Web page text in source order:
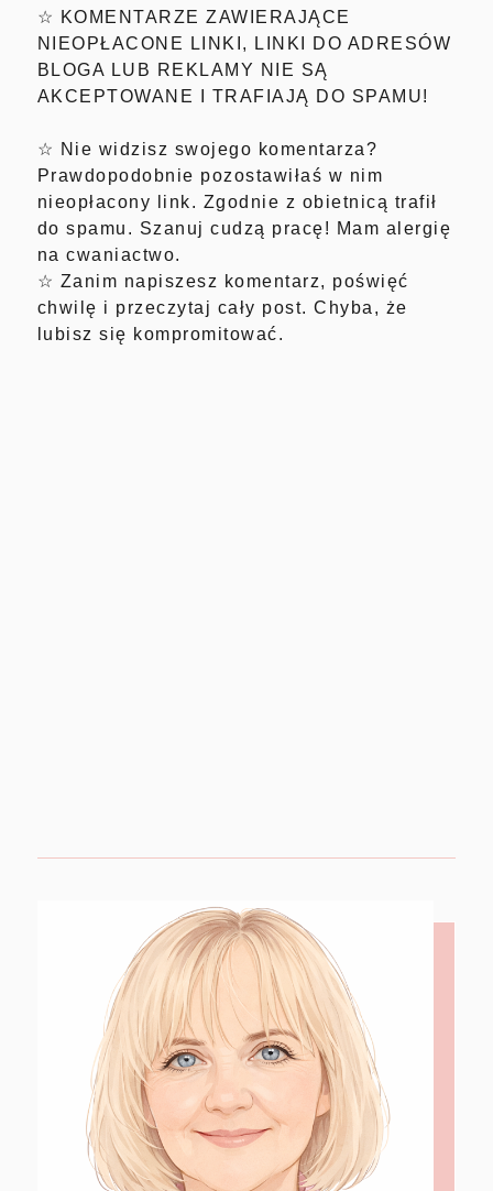
☆ KOMENTARZE ZAWIERAJĄCE
NIEOPŁACONE LINKI, LINKI DO ADRESÓW
BLOGA LUB REKLAMY NIE SĄ
AKCEPTOWANE I TRAFIAJĄ DO SPAMU!
☆ Nie widzisz swojego komentarza?
Prawdopodobnie pozostawiłaś w nim
nieopłacony link. Zgodnie z obietnicą trafił
do spamu. Szanuj cudzą pracę! Mam alergię
na cwaniactwo.
☆ Zanim napiszesz komentarz, poświęć
chwilę i przeczytaj cały post. Chyba, że
lubisz się kompromitować.